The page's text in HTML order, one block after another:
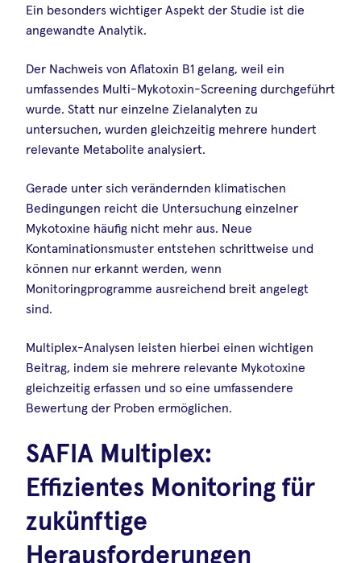
Ein besonders wichtiger Aspekt der Studie ist die
angewandte Analytik.
Der Nachweis von Aflatoxin B1 gelang, weil ein
umfassendes Multi-Mykotoxin-Screening durchgeführt
wurde. Statt nur einzelne Zielanalyten zu
untersuchen, wurden gleichzeitig mehrere hundert
relevante Metabolite analysiert.
Gerade unter sich verändernden klimatischen
Bedingungen reicht die Untersuchung einzelner
Mykotoxine häufig nicht mehr aus. Neue
Kontaminationsmuster entstehen schrittweise und
können nur erkannt werden, wenn
Monitoringprogramme ausreichend breit angelegt
sind.
Multiplex-Analysen leisten hierbei einen wichtigen
Beitrag, indem sie mehrere relevante Mykotoxine
gleichzeitig erfassen und so eine umfassendere
Bewertung der Proben ermöglichen.
SAFIA Multiplex:
Effizientes Monitoring für
zukünftige
Herausforderungen